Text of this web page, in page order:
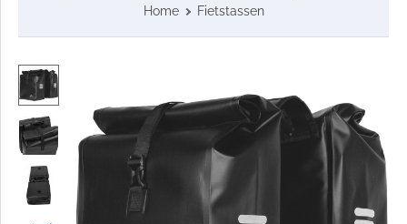
Home Fietstassen